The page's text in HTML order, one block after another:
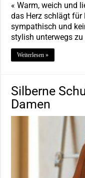
« Warm, weich und
das Herz schlägt für
sympathisch und
stylish unterwegs zu
Weiterlesen »
Silberne
Damen